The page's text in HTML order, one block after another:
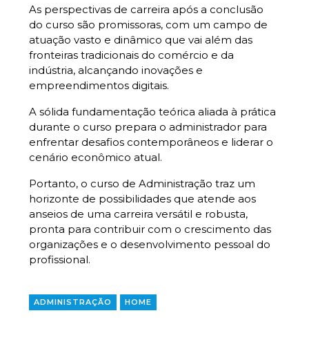
As perspectivas de carreira após a conclusão
do curso são promissoras, com um campo de
atuação vasto e dinâmico que vai além das
fronteiras tradicionais do comércio e da
indústria, alcançando inovações e
empreendimentos digitais.
A sólida fundamentação teórica aliada à prática
durante o curso prepara o administrador para
enfrentar desafios contemporâneos e liderar o
cenário econômico atual.
Portanto, o curso de Administração traz um
horizonte de possibilidades que atende aos
anseios de uma carreira versátil e robusta,
pronta para contribuir com o crescimento das
organizações e o desenvolvimento pessoal do
profissional.
ADMINISTRAÇÃO HOME